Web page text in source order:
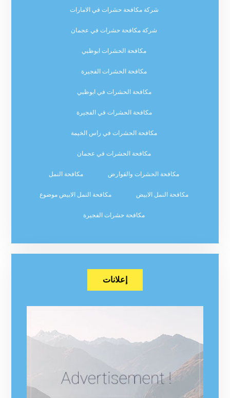
شركة مكافحة حشرات في الامارات
شركة مكافحة حشرات في عجمان
مكافحة الحشرات ابوظبي
مكافحة الحشرات الفجيرة
مكافحة الحشرات في ابوظبي
مكافحة الحشرات في الفجيرة
مكافحة الحشرات في راس الخيمة
مكافحة الحشرات في عجمان
مكافحة الحشرات والقوارض مكافحة النمل
مكافحة النمل الابيض مكافحة النمل الابيض موضوع
مكافحة حشرات الفجيرة
إعلانات